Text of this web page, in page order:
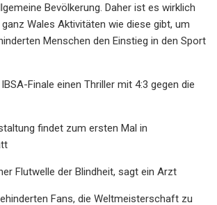
Bevölkerung. Daher ist es wirklich
Wales Aktivitäten wie diese gibt, um
Menschen den Einstieg in den Sport
Finale einen Thriller mit 4:3 gegen die
findet zum ersten Mal in
Flutwelle der Blindheit, sagt ein Arzt
Fans, die Weltmeisterschaft zu